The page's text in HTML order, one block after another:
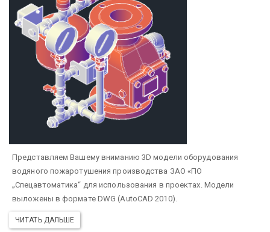
Представляем Вашему вниманию 3D модели оборудования
водяного пожаротушения производства ЗАО «ПО
„Спецавтоматика“ для использования в проектах. Модели
выложены в формате DWG (AutoCAD 2010).
ЧИТАТЬ ДАЛЬШЕ